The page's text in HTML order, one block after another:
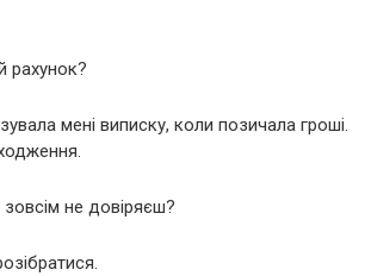
рахунок?
мені виписку, коли позичала гроші.
не довіряєш?